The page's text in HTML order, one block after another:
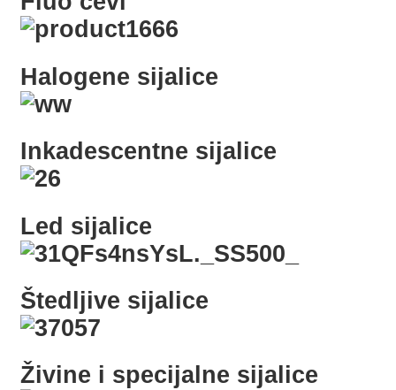
Halogene sijalice
Inkadescentne sijalice
Led sijalice
Štedljive sijalice
Živine i specijalne sijalice